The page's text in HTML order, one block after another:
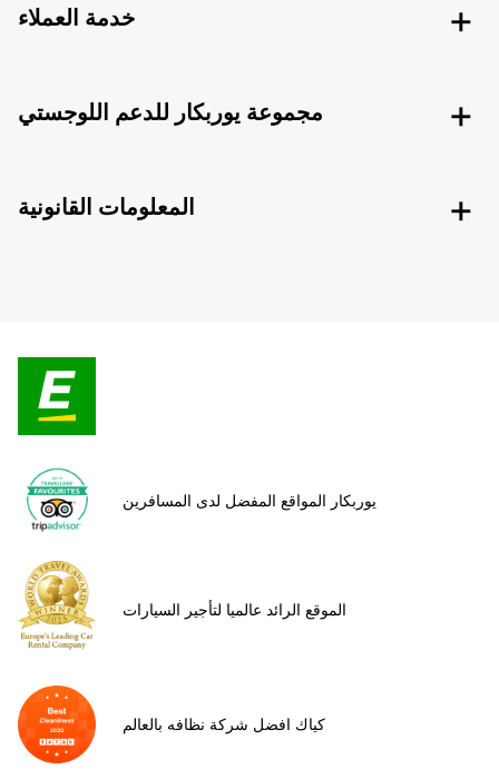
خدمة العملاء
مجموعة يوربكار للدعم اللوجستي
المعلومات القانونية
يوربكار المواقع المفضل لدى المسافرين
الموقع الرائد عالميا لتأجير السيارات
كياك افضل شركة نظافه بالعالم